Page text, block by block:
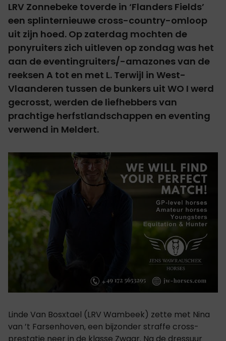
LRV Zonnebeke toverde in ‘Flanders Fields’
een splinternieuwe cross-country-omloop
uit zijn hoed. Op zaterdag mochten de
ponyruiters zich uitleven op zondag was het
aan de eventingruiters/-amazones van de
reeksen A tot en met L. Terwijl in West-
Vlaanderen tussen de bunkers uit WO I werd
gecrosst, werden de liefhebbers van
prachtige herfstlandschappen en eventing
verwend in Meldert.
Linde Van Bosxtael (LRV Wambeek) zette met Nina
van ’t Farsenhoven, een bijzonder straffe cross-
prestatie neer in de klasse Zwaar. Na de dressuur